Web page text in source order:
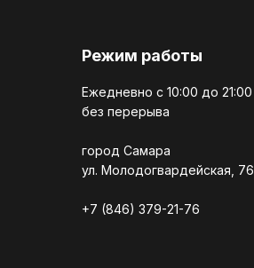
Режим работы
Ежедневно c 10:00 до 21:00
без перерыва
город Самара
ул. Молодогвардейская, 76
+7 (846) 379-21-76